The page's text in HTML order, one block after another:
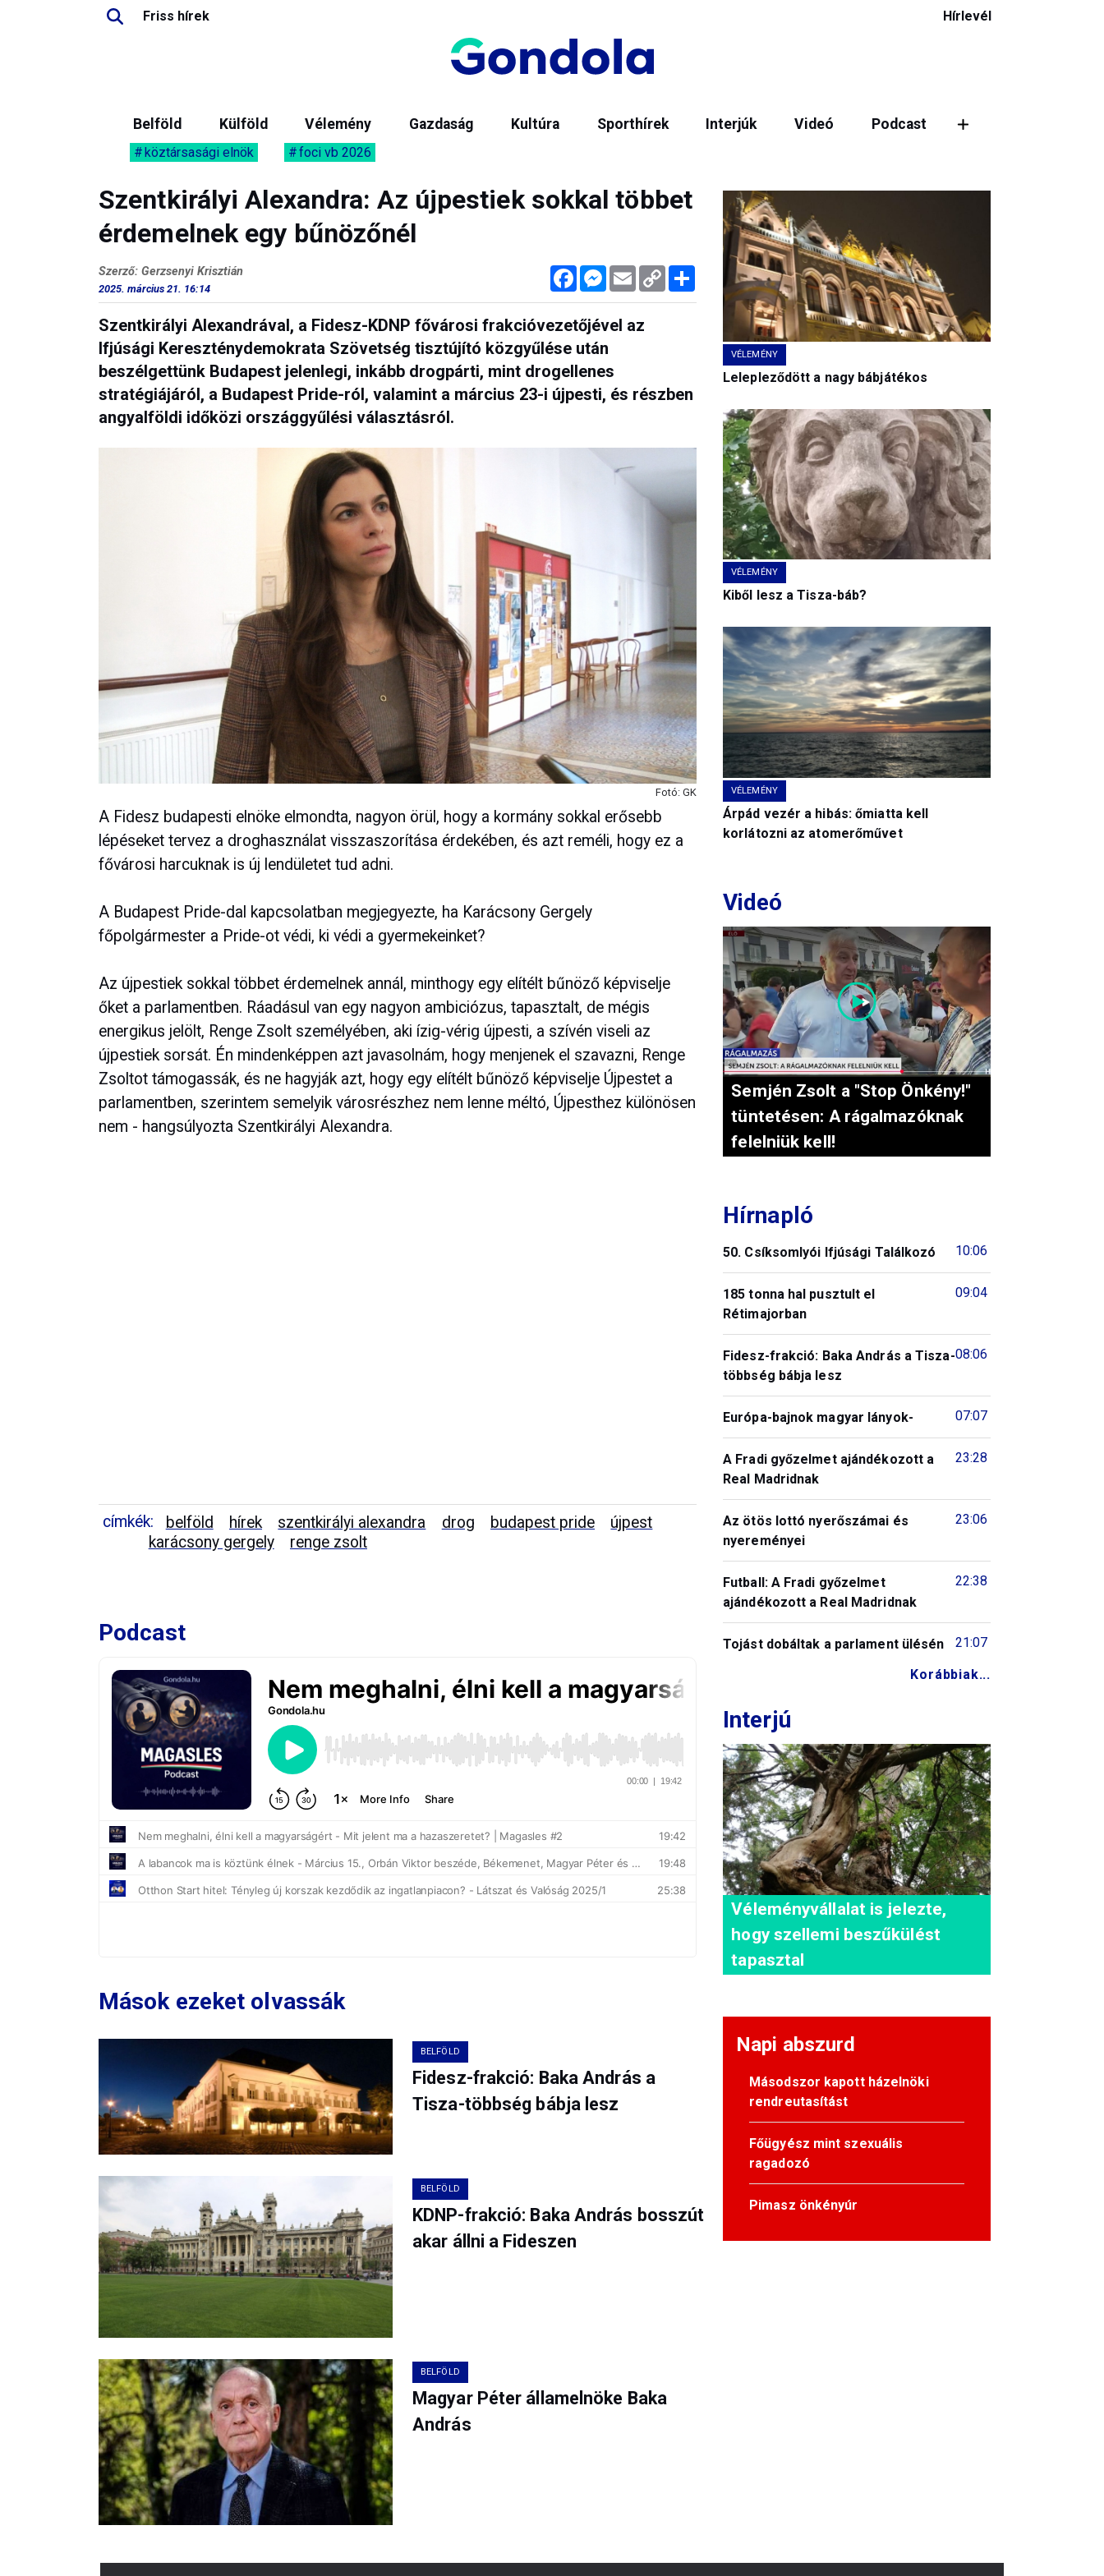
Friss hírek Hírlevél
Belföld Külföld Vélemény Gazdaság Kultúra Sporthírek Interjúk Videó Podcast
köztársasági elnök foci vb 2026
Szentkirályi Alexandra: Az újpestiek sokkal többet
érdemelnek egy bűnözőnél
FacebookMessenger
Email Copy
Link
Megosztás
Szerző: Gerzsenyi Krisztián
2025. március 21. 16:14
Szentkirályi Alexandrával, a Fidesz-KDNP fővárosi frakcióvezetőjével az
Ifjúsági Kereszténydemokrata Szövetség tisztújító közgyűlése után
beszélgettünk Budapest jelenlegi, inkább drogpárti, mint drogellenes
stratégiájáról, a Budapest Pride-ról, valamint a március 23-i újpesti, és részben
angyalföldi időközi országgyűlési választásról.
Fotó: GK
A Fidesz budapesti elnöke elmondta, nagyon örül, hogy a kormány sokkal erősebb
lépéseket tervez a droghasználat visszaszorítása érdekében, és azt reméli, hogy ez a
fővárosi harcuknak is új lendületet tud adni.
A Budapest Pride-dal kapcsolatban megjegyezte, ha Karácsony Gergely
főpolgármester a Pride-ot védi, ki védi a gyermekeinket?
Az újpestiek sokkal többet érdemelnek annál, minthogy egy elítélt bűnöző képviselje
őket a parlamentben. Ráadásul van egy nagyon ambiciózus, tapasztalt, de mégis
energikus jelölt, Renge Zsolt személyében, aki ízig-vérig újpesti, a szívén viseli az
újpestiek sorsát. Én mindenképpen azt javasolnám, hogy menjenek el szavazni, Renge
Zsoltot támogassák, és ne hagyják azt, hogy egy elítélt bűnöző képviselje Újpestet a
parlamentben, szerintem semelyik városrészhez nem lenne méltó, Újpesthez különösen
nem - hangsúlyozta Szentkirályi Alexandra.
címkék: belföld hírek szentkirályi alexandra drog budapest pride
újpest
karácsony gergely
renge zsolt
Podcast
Mások ezeket olvassák
BELFÖLD
Fidesz-frakció: Baka András a
Tisza-többség bábja lesz
BELFÖLD
KDNP-frakció: Baka András bosszút
akar állni a Fideszen
BELFÖLD
Magyar Péter államelnöke Baka
András
VÉLEMÉNY
Lelepleződött a nagy bábjátékos
VÉLEMÉNY
Kiből lesz a Tisza-báb?
VÉLEMÉNY
Árpád vezér a hibás: őmiatta kell
korlátozni az atomerőművet
Videó
Semjén Zsolt a "Stop Önkény!"
tüntetésen: A rágalmazóknak
felelniük kell!
Hírnapló
10:06
50. Csíksomlyói Ifjúsági Találkozó
09:04
185 tonna hal pusztult el
Rétimajorban
08:06
Fidesz-frakció: Baka András a Tisza-
többség bábja lesz
07:07
Európa-bajnok magyar lányok-
23:28
A Fradi győzelmet ajándékozott a
Real Madridnak
23:06
Az ötös lottó nyerőszámai és
nyereményei
22:38
Futball: A Fradi győzelmet
ajándékozott a Real Madridnak
21:07
Tojást dobáltak a parlament ülésén
Korábbiak...
Interjú
Véleményvállalat is jelezte,
hogy szellemi beszűkülést
tapasztal
Napi abszurd
Másodszor kapott házelnöki
rendreutasítást
Főügyész mint szexuális
ragadozó
Pimasz önkényúr